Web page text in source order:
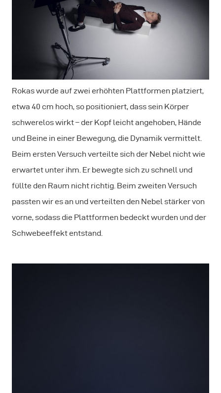
Rokas wurde auf zwei erhöhten Plattformen platziert,
etwa 40 cm hoch, so positioniert, dass sein Körper
schwerelos wirkt – der Kopf leicht angehoben, Hände
und Beine in einer Bewegung, die Dynamik vermittelt.
Beim ersten Versuch verteilte sich der Nebel nicht wie
erwartet unter ihm. Er bewegte sich zu schnell und
füllte den Raum nicht richtig. Beim zweiten Versuch
passten wir es an und verteilten den Nebel stärker von
vorne, sodass die Plattformen bedeckt wurden und der
Schwebeeffekt entstand.